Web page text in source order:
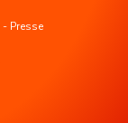
- Presse